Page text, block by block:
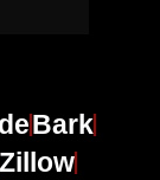
Bark
Zillow